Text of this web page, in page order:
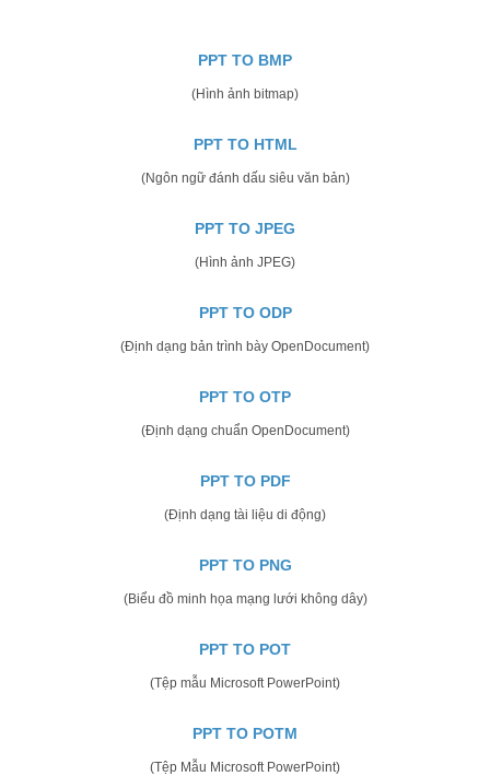
PPT TO BMP
(Hình ảnh bitmap)
PPT TO HTML
(Ngôn ngữ đánh dấu siêu văn bản)
PPT TO JPEG
(Hình ảnh JPEG)
PPT TO ODP
(Định dạng bản trình bày OpenDocument)
PPT TO OTP
(Định dạng chuẩn OpenDocument)
PPT TO PDF
(Định dạng tài liệu di động)
PPT TO PNG
(Biểu đồ minh họa mạng lưới không dây)
PPT TO POT
(Tệp mẫu Microsoft PowerPoint)
PPT TO POTM
(Tệp Mẫu Microsoft PowerPoint)